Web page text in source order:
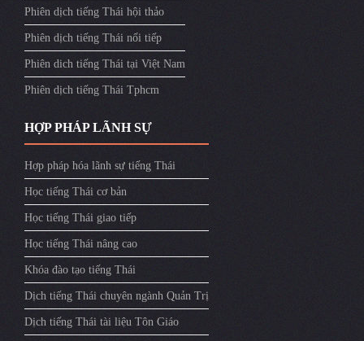
Phiên dịch tiếng Thái hội thảo
Phiên dịch tiếng Thái nối tiếp
Phiên dich tiếng Thái tại Việt Nam
Phiên dịch tiếng Thái Tphcm
HỢP PHÁP LÃNH SỰ
Hợp pháp hóa lãnh sự tiếng Thái
Học tiếng Thái cơ bản
Học tiếng Thái giao tiếp
Học tiếng Thái nâng cao
Khóa đào tạo tiếng Thái
Dịch tiếng Thái chuyên ngành Quản Trị
Dịch tiếng Thái tài liệu Tôn Giáo